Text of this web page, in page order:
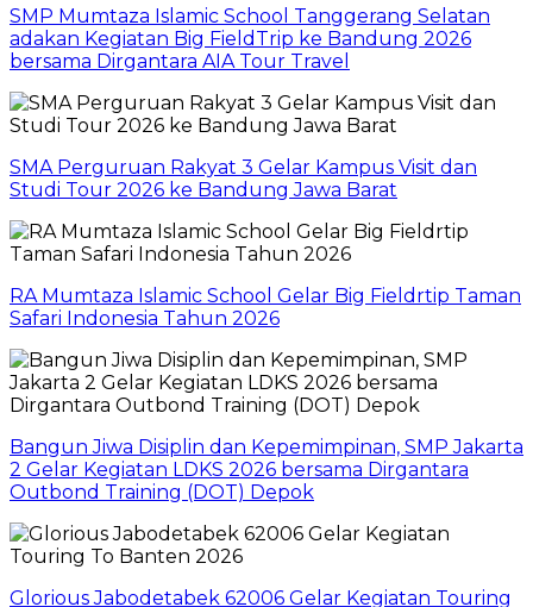
SMP Mumtaza Islamic School Tanggerang Selatan
adakan Kegiatan Big FieldTrip ke Bandung 2026
bersama Dirgantara AIA Tour Travel
SMA Perguruan Rakyat 3 Gelar Kampus Visit dan
Studi Tour 2026 ke Bandung Jawa Barat
RA Mumtaza Islamic School Gelar Big Fieldrtip Taman
Safari Indonesia Tahun 2026
Bangun Jiwa Disiplin dan Kepemimpinan, SMP Jakarta
2 Gelar Kegiatan LDKS 2026 bersama Dirgantara
Outbond Training (DOT) Depok
Glorious Jabodetabek 62006 Gelar Kegiatan Touring